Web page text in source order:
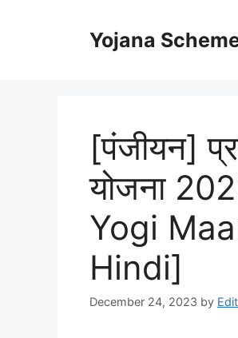
Yojana
[पंजीयन]
योजना
Yogi
Hindi]
December 24, 2023 by